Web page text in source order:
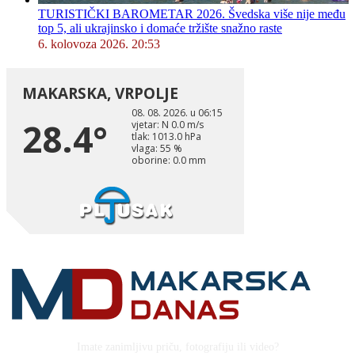
TURISTIČKI BAROMETAR 2026. Švedska više nije među
top 5, ali ukrajinsko i domaće tržište snažno raste
6. kolovoza 2026. 20:53